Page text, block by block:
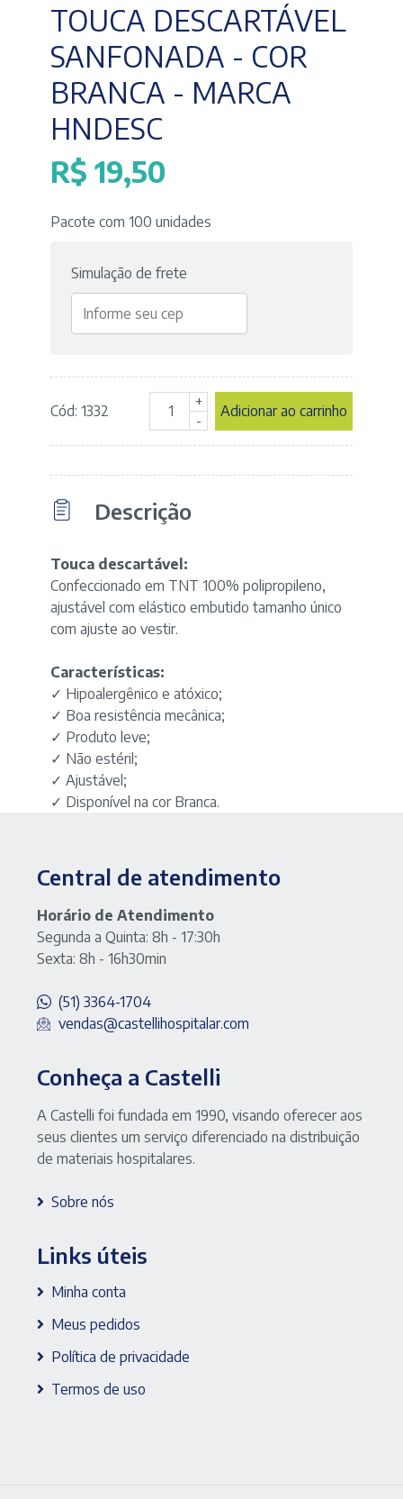
TOUCA DESCARTÁVEL
SANFONADA - COR
BRANCA - MARCA
HNDESC
R$ 19,50
Pacote com 100 unidades
Simulação de frete
Cód: 1332
Touca
Descartável
-
BRANCA
Hndesc
quantidade
+
-
Adicionar ao carrinho
Descrição
Touca descartável:
Confeccionado em TNT 100% polipropileno,
ajustável com elástico embutido tamanho único
com ajuste ao vestir.
Características:
✓ Hipoalergênico e atóxico;
✓ Boa resistência mecânica;
✓ Produto leve;
✓ Não estéril;
✓ Ajustável;
✓ Disponível na cor Branca.
Central de atendimento
Horário de Atendimento
Segunda a Quinta: 8h - 17:30h
Sexta: 8h - 16h30min
(51) 3364-1704
vendas@castellihospitalar.com
Conheça a Castelli
A Castelli foi fundada em 1990, visando oferecer aos
seus clientes um serviço diferenciado na distribuição
de materiais hospitalares.
Sobre nós
Links úteis
Minha conta
Meus pedidos
Política de privacidade
Termos de uso